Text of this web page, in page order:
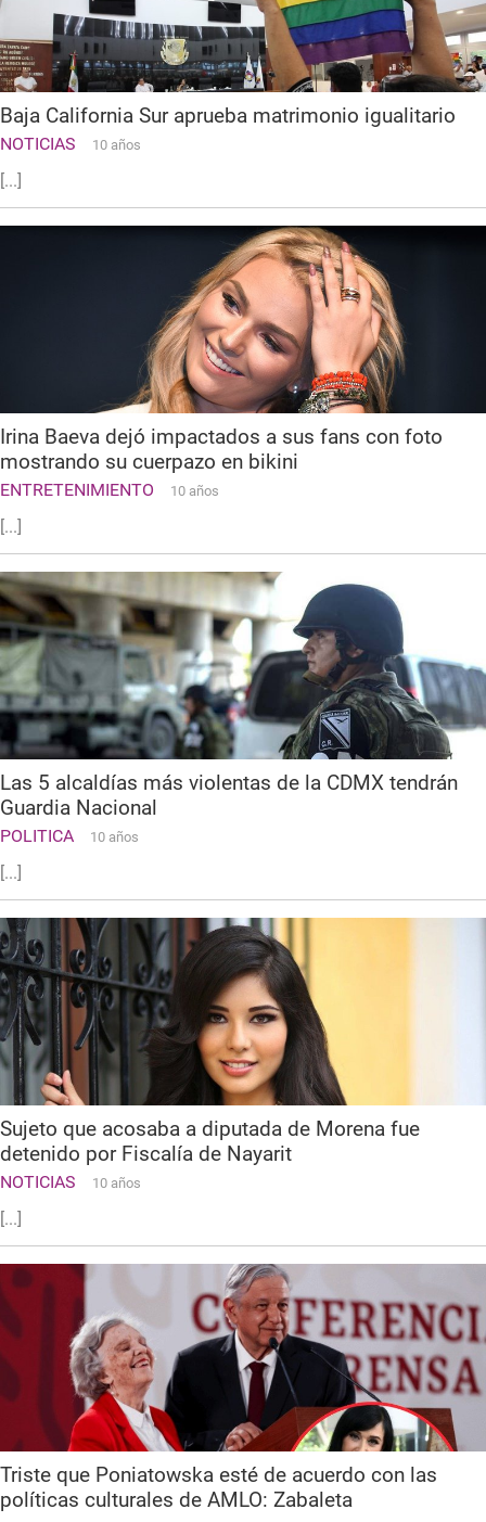
Baja California Sur aprueba matrimonio igualitario
NOTICIAS 10 años
[...]
Irina Baeva dejó impactados a sus fans con foto
mostrando su cuerpazo en bikini
ENTRETENIMIENTO 10 años
[...]
Las 5 alcaldías más violentas de la CDMX tendrán
Guardia Nacional
POLITICA 10 años
[...]
Sujeto que acosaba a diputada de Morena fue
detenido por Fiscalía de Nayarit
NOTICIAS 10 años
[...]
Triste que Poniatowska esté de acuerdo con las
políticas culturales de AMLO: Zabaleta